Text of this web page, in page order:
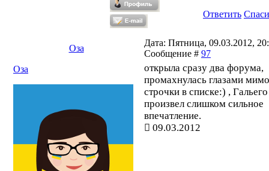
Ответить
Оза
Дата: Пятница, 09.03.2012,
Сообщение # 97
Оза
открыла сразу два форума,
промахнулась глазами мимо
строчки в списке:) , Гальего
произвел слишком сильное
впечатление.
09.03.2012